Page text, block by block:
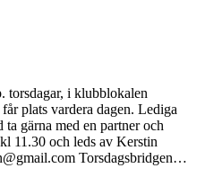
torsdagar, i klubblokalen
plats vardera dagen. Lediga
gärna med en partner och
11.30 och leds av Kerstin
Torsdagsbridgen…